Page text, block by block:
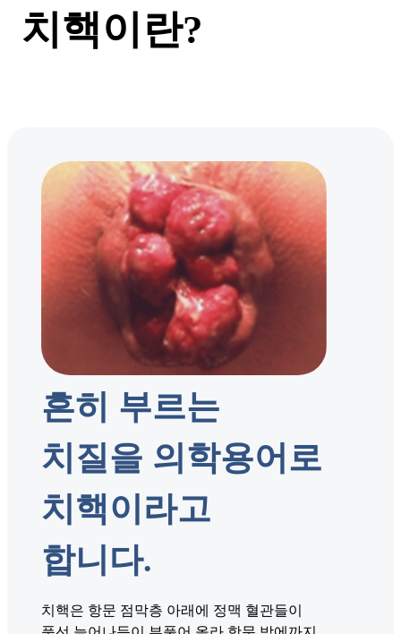
치핵이란?
흔히 부르는
치질을 의학용어로
치핵이라고
합니다.
치핵은 항문 점막층 아래에 정맥 혈관들이